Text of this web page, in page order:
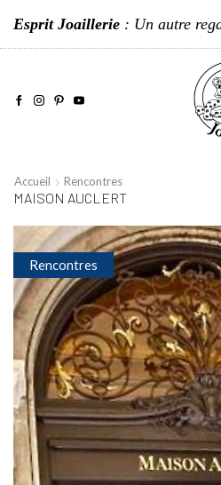
Esprit Joaillerie : Un autre
Accueil Rencontres
MAISON AUCLERT
Rencontres